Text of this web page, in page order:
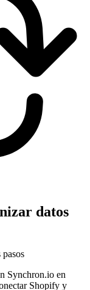
datos
Synchron.io en
Shopify y